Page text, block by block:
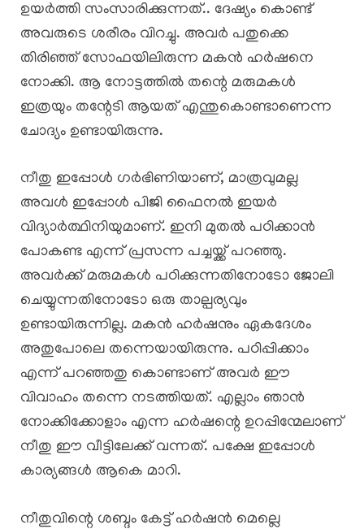
ഉയർത്തി സംസാരിക്കുന്നത്.. ദേഷ്യം കൊണ്ട്
അവരുടെ ശരീരം വിറച്ചു. അവർ പതുക്കെ
തിരിഞ്ഞ് സോഫയിലിരുന്ന മകൻ ഹർഷനെ
നോക്കി. ആ നോട്ടത്തിൽ തന്റെ മരുമകൾ
ഇത്രയും തന്റേടി ആയത് എന്തുകൊണ്ടാണെന്ന
ചോദ്യം ഉണ്ടായിരുന്നു.
നീതു ഇപ്പോൾ ഗർഭിണിയാണ്, മാത്രവുമല്ല
അവൾ ഇപ്പോൾ പിജി ഫൈനൽ ഇയർ
വിദ്യാർത്ഥിനിയുമാണ്. ഇനി മുതൽ പഠിക്കാൻ
പോകണ്ട എന്ന് പ്രസന്ന പച്ചയ്ക്ക് പറഞ്ഞു.
അവർക്ക് മരുമകൾ പഠിക്കുന്നതിനോടോ ജോലി
ചെയ്യുന്നതിനോടോ ഒരു താല്പര്യവും
ഉണ്ടായിരുന്നില്ല. മകൻ ഹർഷനും ഏകദേശം
അതുപോലെ തന്നെയായിരുന്നു. പഠിപ്പിക്കാം
എന്ന് പറഞ്ഞതു കൊണ്ടാണ് അവർ ഈ
വിവാഹം തന്നെ നടത്തിയത്. എല്ലാം ഞാൻ
നോക്കിക്കോളാം എന്ന ഹർഷന്റെ ഉറപ്പിന്മേലാണ്
നീതു ഈ വീട്ടിലേക്ക് വന്നത്. പക്ഷേ ഇപ്പോൾ
കാര്യങ്ങൾ ആകെ മാറി.
നീതുവിന്റെ ശബ്ദം കേട്ട് ഹർഷൻ മെല്ലെ